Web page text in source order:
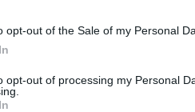
opt-out of the Sale of my Personal
opt-out of processing my Personal
le regole del gioco!